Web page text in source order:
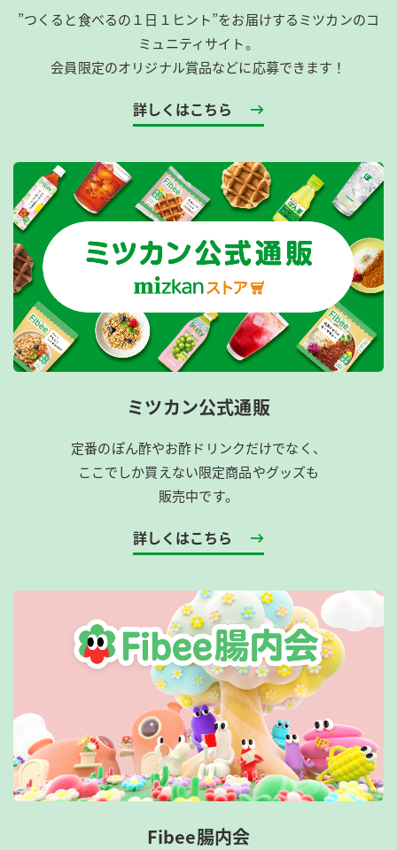
”つくると食べるの１日１ヒント”をお届けするミツカンのコ
ミュニティサイト。
会員限定のオリジナル賞品などに応募できます！
詳しくはこちら
ミツカン公式通販
定番のぽん酢やお酢ドリンクだけでなく、
ここでしか買えない限定商品やグッズも
販売中です。
詳しくはこちら
Fibee腸内会